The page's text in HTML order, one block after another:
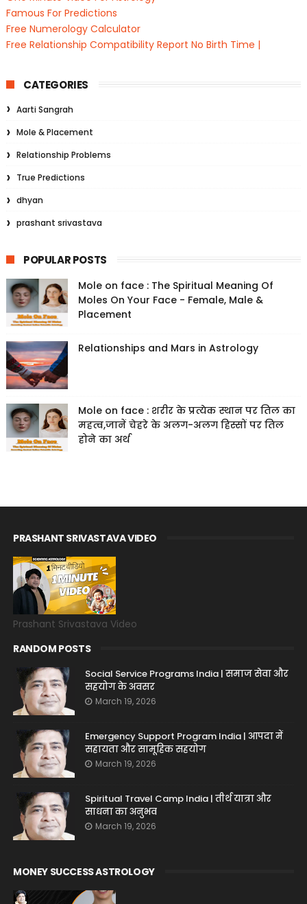
Famous For Predictions
Free Numerology Calculator
Free Relationship Compatibility Report No Birth Time |
CATEGORIES
Aarti Sangrah
Mole & Placement
Relationship Problems
True Predictions
dhyan
prashant srivastava
POPULAR POSTS
Mole on face : The Spiritual Meaning Of
Moles On Your Face - Female, Male &
Placement
Relationships and Mars in Astrology
Mole on face : शरीर के प्रत्येक स्थान पर तिल का
महत्व,जानें चेहरे के अलग-अलग हिस्सों पर तिल
होने का अर्थ
PRASHANT SRIVASTAVA VIDEO
Prashant Srivastava Video
RANDOM POSTS
Social Service Programs India | समाज सेवा और
सहयोग के अवसर
March 19, 2026
Emergency Support Program India | आपदा में
सहायता और सामूहिक सहयोग
March 19, 2026
Spiritual Travel Camp India | तीर्थ यात्रा और
साधना का अनुभव
March 19, 2026
MONEY SUCCESS ASTROLOGY